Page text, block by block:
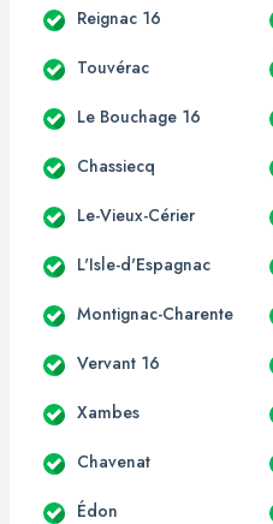
Reignac 16
Touvérac
Le Bouchage 16
Chassiecq
Le-Vieux-Cérier
L'Isle-d'Espagnac
Montignac-Charente
Vervant 16
Xambes
Chavenat
Édon